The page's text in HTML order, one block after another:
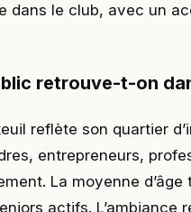
dans le club, avec un
retrouve-t-on
reflète son quartier
entrepreneurs,
La moyenne
actifs. L’ambiance